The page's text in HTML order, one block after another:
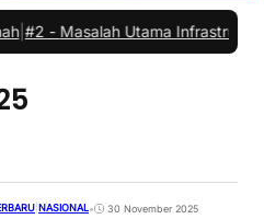
Masalah Utama Infrastruktur
NASIONAL• 30 November 2025